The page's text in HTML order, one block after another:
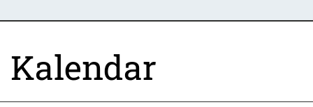
Kalendar